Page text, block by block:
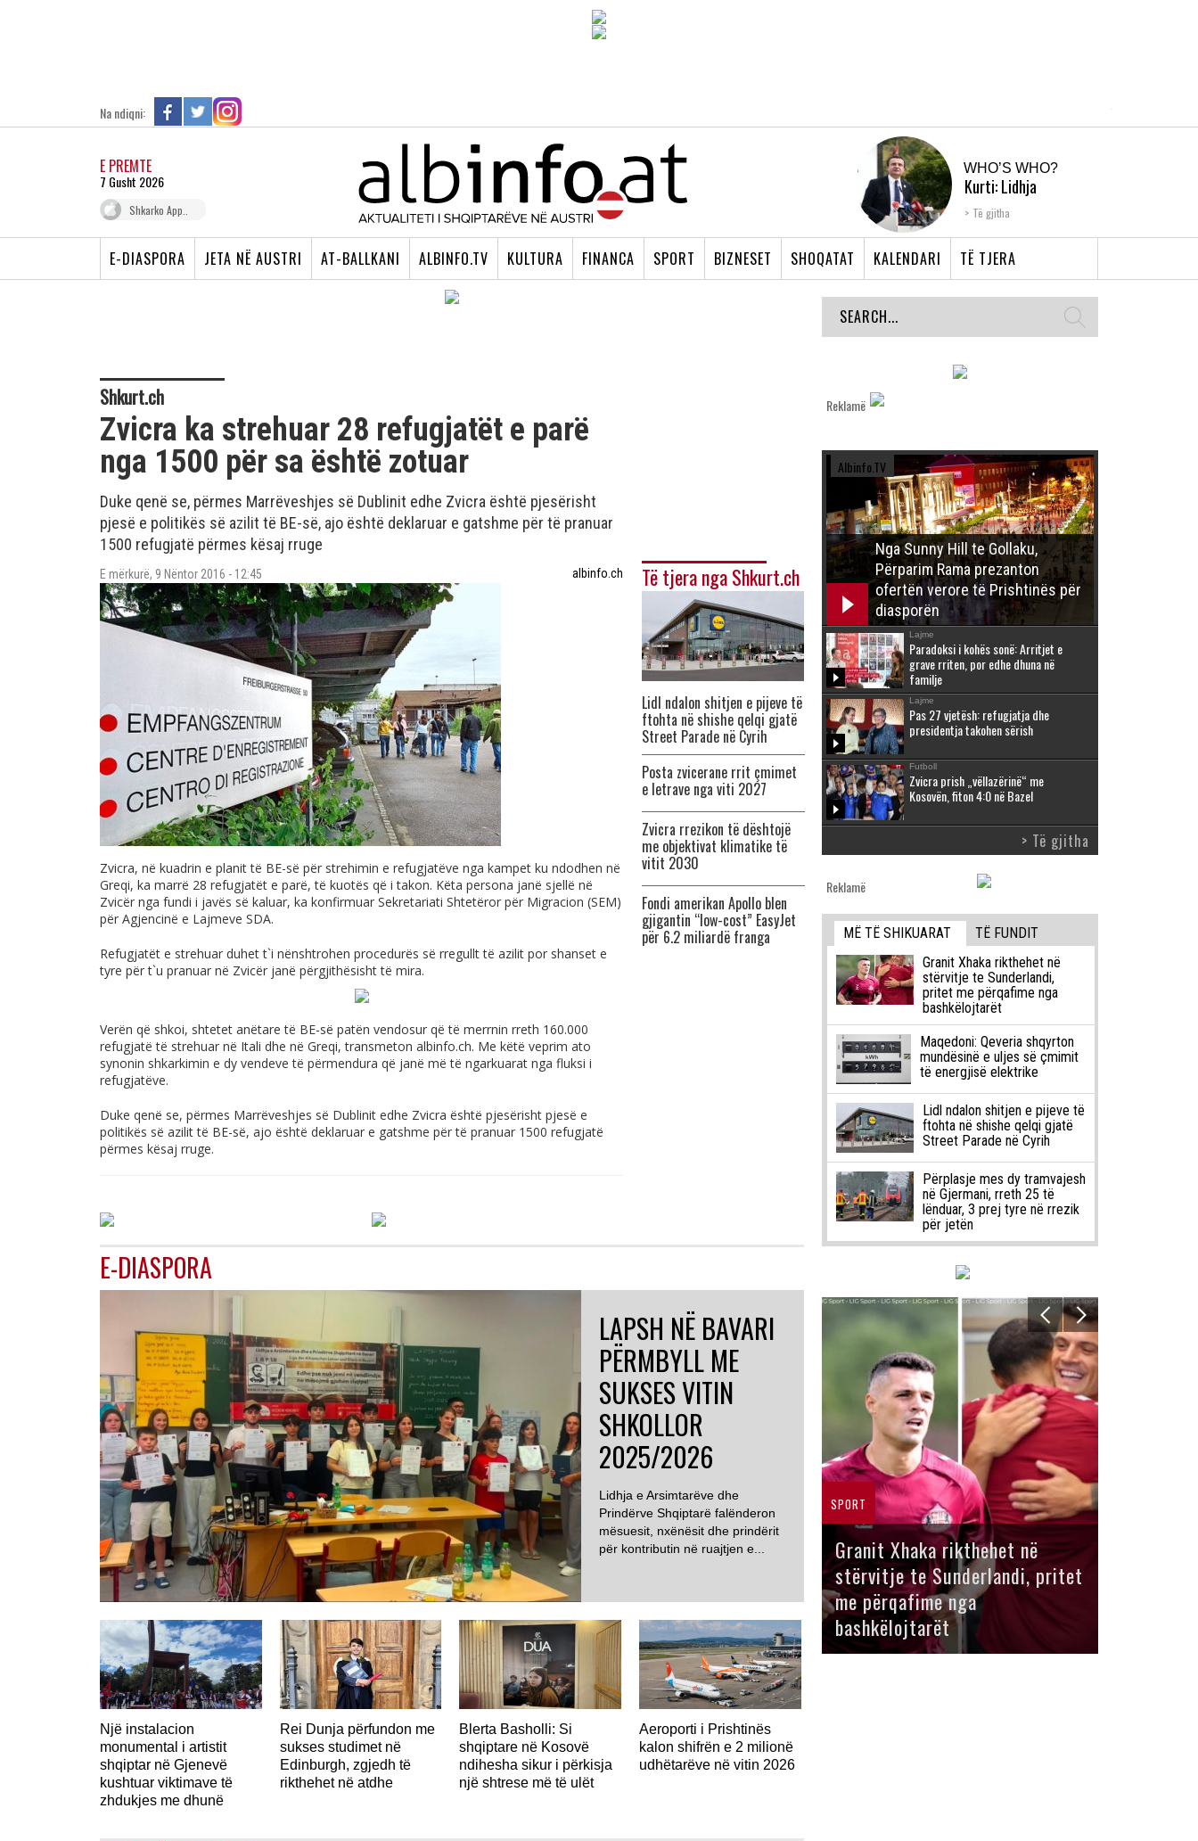
Na ndiqni:
E PREMTE
7 Gusht 2026
Shkarko App..
WHO’S WHO?
Kurti: Lidhja
Shqiptare e Prizrenit,
Të gjitha
E-DIASPORA JETA NË AUSTRI AT-BALLKANI ALBINFO.TV KULTURA FINANCA SPORT BIZNESET SHOQATAT KALENDARI TË TJERA
Shkurt.ch
Zvicra ka strehuar 28 refugjatët e parë
nga 1500 për sa është zotuar
Duke qenë se, përmes Marrëveshjes së Dublinit edhe Zvicra është pjesërisht
pjesë e politikës së azilit të BE-së, ajo është deklaruar e gatshme për të pranuar
1500 refugjatë përmes kësaj rruge
E mërkurë, 9 Nëntor 2016 - 12:45 albinfo.ch
Zvicra, në kuadrin e planit të BE-së për strehimin e refugjatëve nga kampet ku ndodhen në
Greqi, ka marrë 28 refugjatët e parë, të kuotës që i takon. Këta persona janë sjellë në
Zvicër nga fundi i javës së kaluar, ka konfirmuar Sekretariati Shtetëror për Migracion (SEM)
për Agjencinë e Lajmeve SDA.
Refugjatët e strehuar duhet t`i nënshtrohen procedurës së rregullt të azilit por shanset e
tyre për t`u pranuar në Zvicër janë përgjithësisht të mira.
Verën që shkoi, shtetet anëtare të BE-së patën vendosur që të merrnin rreth 160.000
refugjatë të strehuar në Itali dhe në Greqi, transmeton albinfo.ch. Me këtë veprim ato
synonin shkarkimin e dy vendeve të përmendura që janë më të ngarkuarat nga fluksi i
refugjatëve.
Duke qenë se, përmes Marrëveshjes së Dublinit edhe Zvicra është pjesërisht pjesë e
politikës së azilit të BE-së, ajo është deklaruar e gatshme për të pranuar 1500 refugjatë
përmes kësaj rruge.
Të tjera nga Shkurt.ch
Lidl ndalon shitjen e pijeve të
ftohta në shishe qelqi gjatë
Street Parade në Cyrih
Posta zvicerane rrit çmimet
e letrave nga viti 2027
Zvicra rrezikon të dështojë
me objektivat klimatike të
vitit 2030
Fondi amerikan Apollo blen
gjigantin “low-cost” EasyJet
për 6.2 miliardë franga
E-DIASPORA
LAPSH NË BAVARI
PËRMBYLL ME
SUKSES VITIN
SHKOLLOR
2025/2026
Lidhja e Arsimtarëve dhe
Prindërve Shqiptarë falënderon
mësuesit, nxënësit dhe prindërit
për kontributin në ruajtjen e...
Një instalacion
monumental i artistit
shqiptar në Gjenevë
kushtuar viktimave të
zhdukjes me dhunë
Rei Dunja përfundon me
sukses studimet në
Edinburgh, zgjedh të
rikthehet në atdhe
Blerta Basholli: Si
shqiptare në Kosovë
ndihesha sikur i përkisja
një shtrese më të ulët
Aeroporti i Prishtinës
kalon shifrën e 2 milionë
udhëtarëve në vitin 2026
Reklamë
Albinfo.TV
Nga Sunny Hill te Gollaku,
Përparim Rama prezanton
ofertën verore të Prishtinës për
diasporën
Lajme
Paradoksi i kohës sonë: Arritjet e
grave rriten, por edhe dhuna në
familje
Lajme
Pas 27 vjetësh: refugjatja dhe
presidentja takohen sërish
Futboll
Zvicra prish „vëllazërinë“ me
Kosovën, fiton 4:0 në Bazel
> Të gjitha
Reklamë
MË TË SHIKUARAT
TË FUNDIT
Granit Xhaka rikthehet në
stërvitje te Sunderlandi,
pritet me përqafime nga
bashkëlojtarët
Maqedoni: Qeveria shqyrton
mundësinë e uljes së çmimit
të energjisë elektrike
Lidl ndalon shitjen e pijeve të
ftohta në shishe qelqi gjatë
Street Parade në Cyrih
Përplasje mes dy tramvajesh
në Gjermani, rreth 25 të
lënduar, 3 prej tyre në rrezik
për jetën
SPORT
Granit Xhaka rikthehet në
stërvitje te Sunderlandi, pritet
me përqafime nga
bashkëlojtarët